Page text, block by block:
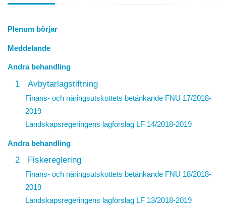
Plenum börjar
Meddelande
Andra behandling
1 Avbytarlagstiftning
Finans- och näringsutskottets betänkande FNU 17/2018-
2019
Landskapsregeringens lagförslag LF 14/2018-2019
Andra behandling
2 Fiskereglering
Finans- och näringsutskottets betänkande FNU 18/2018-
2019
Landskapsregeringens lagförslag LF 13/2018-2019